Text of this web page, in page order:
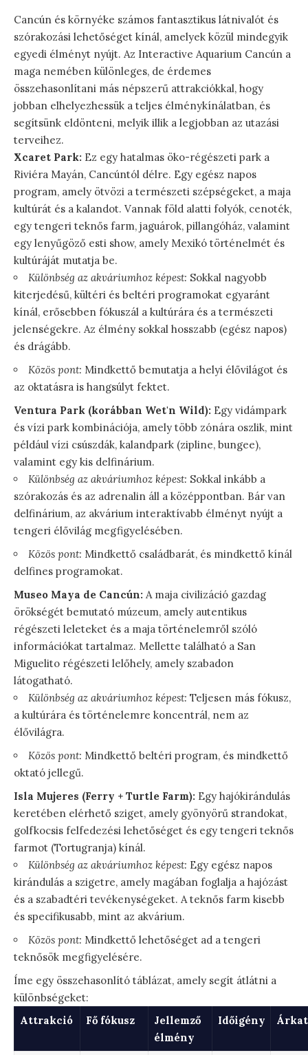
Cancún és környéke számos fantasztikus látnivalót és
szórakozási lehetőséget kínál, amelyek közül mindegyik
egyedi élményt nyújt. Az Interactive Aquarium Cancún a
maga nemében különleges, de érdemes
összehasonlítani más népszerű attrakciókkal, hogy
jobban elhelyezhessük a teljes élménykínálatban, és
segítsünk eldönteni, melyik illik a legjobban az utazási
terveihez.
Xcaret Park: Ez egy hatalmas öko-régészeti park a
Riviéra Mayán, Cancúntól délre. Egy egész napos
program, amely ötvözi a természeti szépségeket, a maja
kultúrát és a kalandot. Vannak föld alatti folyók, cenoték,
egy tengeri teknős farm, jaguárok, pillangóház, valamint
egy lenyűgöző esti show, amely Mexikó történelmét és
kultúráját mutatja be.
Különbség az akváriumhoz képest: Sokkal nagyobb
kiterjedésű, kültéri és beltéri programokat egyaránt
kínál, erősebben fókuszál a kultúrára és a természeti
jelenségekre. Az élmény sokkal hosszabb (egész napos)
és drágább.
Közös pont: Mindkettő bemutatja a helyi élővilágot és
az oktatásra is hangsúlyt fektet.
Ventura Park (korábban Wet'n Wild): Egy vidámpark
és vízi park kombinációja, amely több zónára oszlik, mint
például vízi csúszdák, kalandpark (zipline, bungee),
valamint egy kis delfinárium.
Különbség az akváriumhoz képest: Sokkal inkább a
szórakozás és az adrenalin áll a középpontban. Bár van
delfinárium, az akvárium interaktívabb élményt nyújt a
tengeri élővilág megfigyelésében.
Közös pont: Mindkettő családbarát, és mindkettő kínál
delfines programokat.
Museo Maya de Cancún: A maja civilizáció gazdag
örökségét bemutató múzeum, amely autentikus
régészeti leleteket és a maja történelemről szóló
információkat tartalmaz. Mellette található a San
Miguelito régészeti lelőhely, amely szabadon
látogatható.
Különbség az akváriumhoz képest: Teljesen más fókusz,
a kultúrára és történelemre koncentrál, nem az
élővilágra.
Közös pont: Mindkettő beltéri program, és mindkettő
oktató jellegű.
Isla Mujeres (Ferry + Turtle Farm): Egy hajókirándulás
keretében elérhető sziget, amely gyönyörű strandokat,
golfkocsis felfedezési lehetőséget és egy tengeri teknős
farmot (Tortugranja) kínál.
Különbség az akváriumhoz képest: Egy egész napos
kirándulás a szigetre, amely magában foglalja a hajózást
és a szabadtéri tevékenységeket. A teknős farm kisebb
és specifikusabb, mint az akvárium.
Közös pont: Mindkettő lehetőséget ad a tengeri
teknősök megfigyelésére.
Íme egy összehasonlító táblázat, amely segít átlátni a
különbségeket:
Attrakció
Fő fókusz
Jellemző
élmény
Időigény